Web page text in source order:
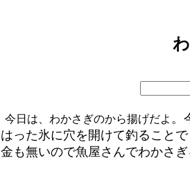
今日は、わかさぎのから揚げだよ 。
はった氷に穴を開けて釣ること
金も無いので魚屋さんでわかさ